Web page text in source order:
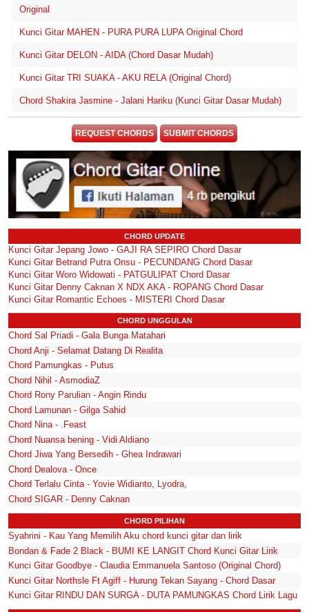
Original
Kunci Gitar MAHEN - PURA PURA LUPA Original Chord
Kunci Gitar DELON - AIDA (Chord Dasar Mudah)
Kunci Gitar TRI SUAKA - AKU RELA (Original Chord)
Chord Shakira Jasmine - Jalani Hariku (Kunci Gitar Dasar Mudah)
REQUEST CHORDS SUBMIT CHORDS
CHORD UPDATE
Kunci Gitar Jepang Jowo - GAJI RA SEPIRO Chord Dasar
Kunci Gitar Betrand Putra Onsu - PECUNDANG Chord Dasar
Kunci Gitar Woro Widowati - PATGULIPAT Chord Dasar
Kunci Gitar Denny Caknan X NDX AKA - ROPANG Chord Dasar
Kunci Gitar Romantic Echoes - MISTERI Chord Dasar
CHORD UNGGULAN
Chord Sal Priadi - Gala Bunga Matahari
Chord Anji - Selamat Datang Di Realita
Chord Pamungkas - Putus
Chord Nihil - AsmodiaZ
Chord Rony Parulian - Angin Rindu
Chord Lamunan - Gilga Sahid
Chord Nina - .Feast
Chord Nuansa bening - Vidi Aldiano
Chord Jiwa Yang Bersedih - Ghea Indrawari
Chord Dealova - Once
Chord Terlalu Cinta - Yovie Widianto, Lyodra,
Chord SIGAR - Denny Caknan
CHORD PILIHAN
Syahrini - Kau Yang Memilih Aku chord kunci gitar dan lirik
Bondan & Fade 2 Black - BUMI KE LANGIT Chord Kunci Gitar Lirik
Kunci Gitar Goodbye - Claudia Emmanuela Santoso (Original Chord)
Kunci Gitar Northsle Ft Agiff - Hurung Tekan Sayang - Chord Dasar
Kunci Gitar RINDU DAN SURGA - DUTA PAMUNGKAS Chord Lirik Lagu